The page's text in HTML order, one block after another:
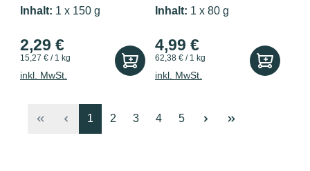
Geflügel & W...
Inhalt: 1 x 150 g
2,29 €
15,27 € / 1 kg
inkl. MwSt.
pur 80g
Inhalt: 1 x 80 g
4,99 €
62,38 € / 1 kg
inkl. MwSt.
Seite
1 Seite
2 Seite
3 Seite
4 Seite
5